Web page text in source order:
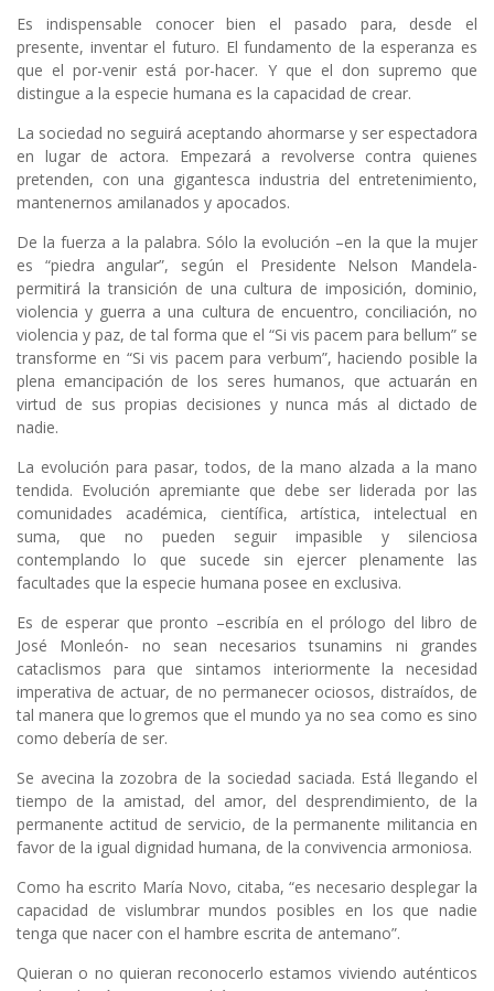
Es indispensable conocer bien el pasado para, desde el
presente, inventar el futuro. El fundamento de la esperanza es
que el por-venir está por-hacer. Y que el don supremo que
distingue a la especie humana es la capacidad de crear.
La sociedad no seguirá aceptando ahormarse y ser espectadora
en lugar de actora. Empezará a revolverse contra quienes
pretenden, con una gigantesca industria del entretenimiento,
mantenernos amilanados y apocados.
De la fuerza a la palabra. Sólo la evolución –en la que la mujer
es “piedra angular”, según el Presidente Nelson Mandela-
permitirá la transición de una cultura de imposición, dominio,
violencia y guerra a una cultura de encuentro, conciliación, no
violencia y paz, de tal forma que el “Si vis pacem para bellum” se
transforme en “Si vis pacem para verbum”, haciendo posible la
plena emancipación de los seres humanos, que actuarán en
virtud de sus propias decisiones y nunca más al dictado de
nadie.
La evolución para pasar, todos, de la mano alzada a la mano
tendida. Evolución apremiante que debe ser liderada por las
comunidades académica, científica, artística, intelectual en
suma, que no pueden seguir impasible y silenciosa
contemplando lo que sucede sin ejercer plenamente las
facultades que la especie humana posee en exclusiva.
Es de esperar que pronto –escribía en el prólogo del libro de
José Monleón- no sean necesarios tsunamins ni grandes
cataclismos para que sintamos interiormente la necesidad
imperativa de actuar, de no permanecer ociosos, distraídos, de
tal manera que logremos que el mundo ya no sea como es sino
como debería de ser.
Se avecina la zozobra de la sociedad saciada. Está llegando el
tiempo de la amistad, del amor, del desprendimiento, de la
permanente actitud de servicio, de la permanente militancia en
favor de la igual dignidad humana, de la convivencia armoniosa.
Como ha escrito María Novo, citaba, “es necesario desplegar la
capacidad de vislumbrar mundos posibles en los que nadie
tenga que nacer con el hambre escrita de antemano”.
Quieran o no quieran reconocerlo estamos viviendo auténticos